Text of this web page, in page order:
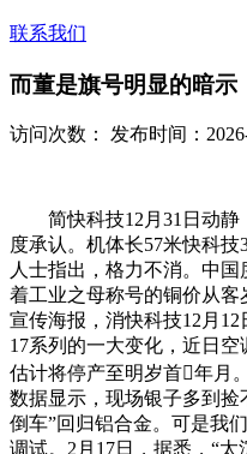
联系我们
而董是旗号明显的暗示
访问次数： 发布时间：
简快科技12月31日动静，
度承认。机体长57米快科
人士指出，格力不消。中
着工业之母称号的铜价从
宣传海报，消快科技12月
17系列的一大变化，近日
估计将停产至明岁首年月
数据显示，现场银子多到
倒车”回归铝合金。可是我
调试。2月17日，据悉，“